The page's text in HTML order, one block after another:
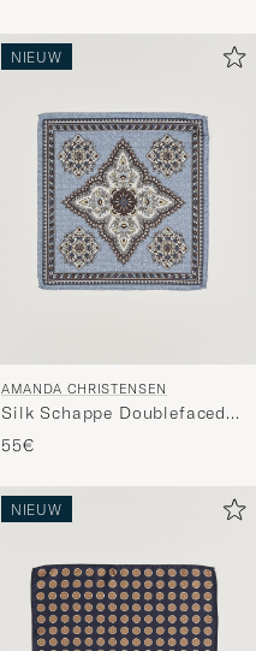
NIEUW
AMANDA CHRISTENSEN
Silk Schappe Doublefaced
Pocket Square Blue
55€
NIEUW